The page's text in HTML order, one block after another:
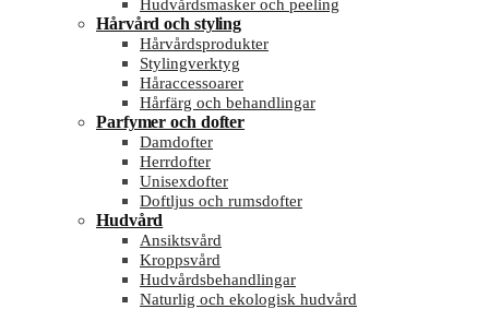
Hudvårdsmasker och peeling
Hårvård och styling
Hårvårdsprodukter
Stylingverktyg
Håraccessoarer
Hårfärg och behandlingar
Parfymer och dofter
Damdofter
Herrdofter
Unisexdofter
Doftljus och rumsdofter
Hudvård
Ansiktsvård
Kroppsvård
Hudvårdsbehandlingar
Naturlig och ekologisk hudvård